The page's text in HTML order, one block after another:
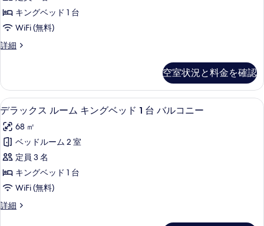
ー
(Guest
Room)
べ
て
の
写
真
を
表
示
す
(Guest
Room)
の
詳
細
バ
ル
コ
ニ
オ
ー
シ
ャ
ン
フ
ロ
ン
ト
ド
台
バ
ル
ー
ー
シ
ャ
ン
フ
ロ
ン
(Guest
Room)
の
ル
ー
ム
グ
ベ
ッ
ド
台
バ
ル
コ
キングベッド 1 台
WiFi (無料)
詳細
デ
ス
ル
ー
キ
ン
ベ
ッ
ド
台
空室状況と料金を確認
デ
ラ
ッ
ク
ス
ル
ー
ム
ミニバー (無料)、セーフティボック
7
デラックス ルーム キングベッド 1 台 バルコニー
68 ㎡
ベッドルーム 2 室
定員 3 名
キングベッド 1 台
WiFi (無料)
詳細
デ